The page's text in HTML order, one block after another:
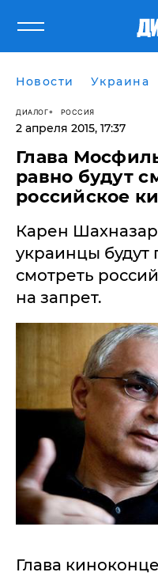
Новости Украина
ДИАЛОГ РОССИЯ
2 апреля 2015, 17:37
Глава
равно будут
российское
Карен
украинцы будут
смотреть
на запрет.
Глава